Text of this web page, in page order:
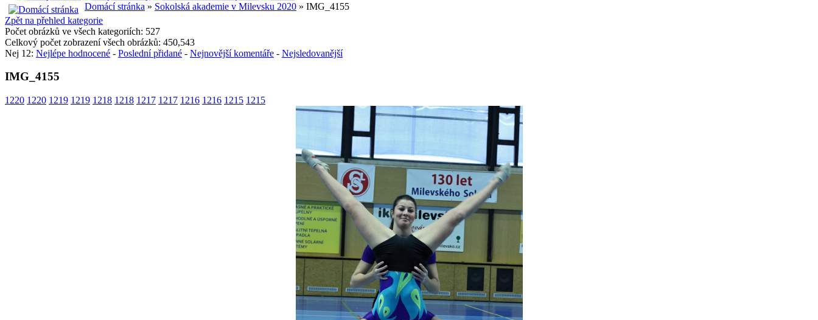
Domácí stránka » Sokolská akademie v Milevsku 2020 » IMG_4155
Zpět na přehled kategorie
Počet obrázků ve všech kategoriích: 527
Celkový počet zobrazení všech obrázků: 450,543
Nej 12: Nejlépe hodnocené - Poslední přidané - Nejnovější komentáře - Nejsledovanější
IMG_4155
1220 1220 1219 1219 1218 1218 1217 1217 1216 1216 1215 1215